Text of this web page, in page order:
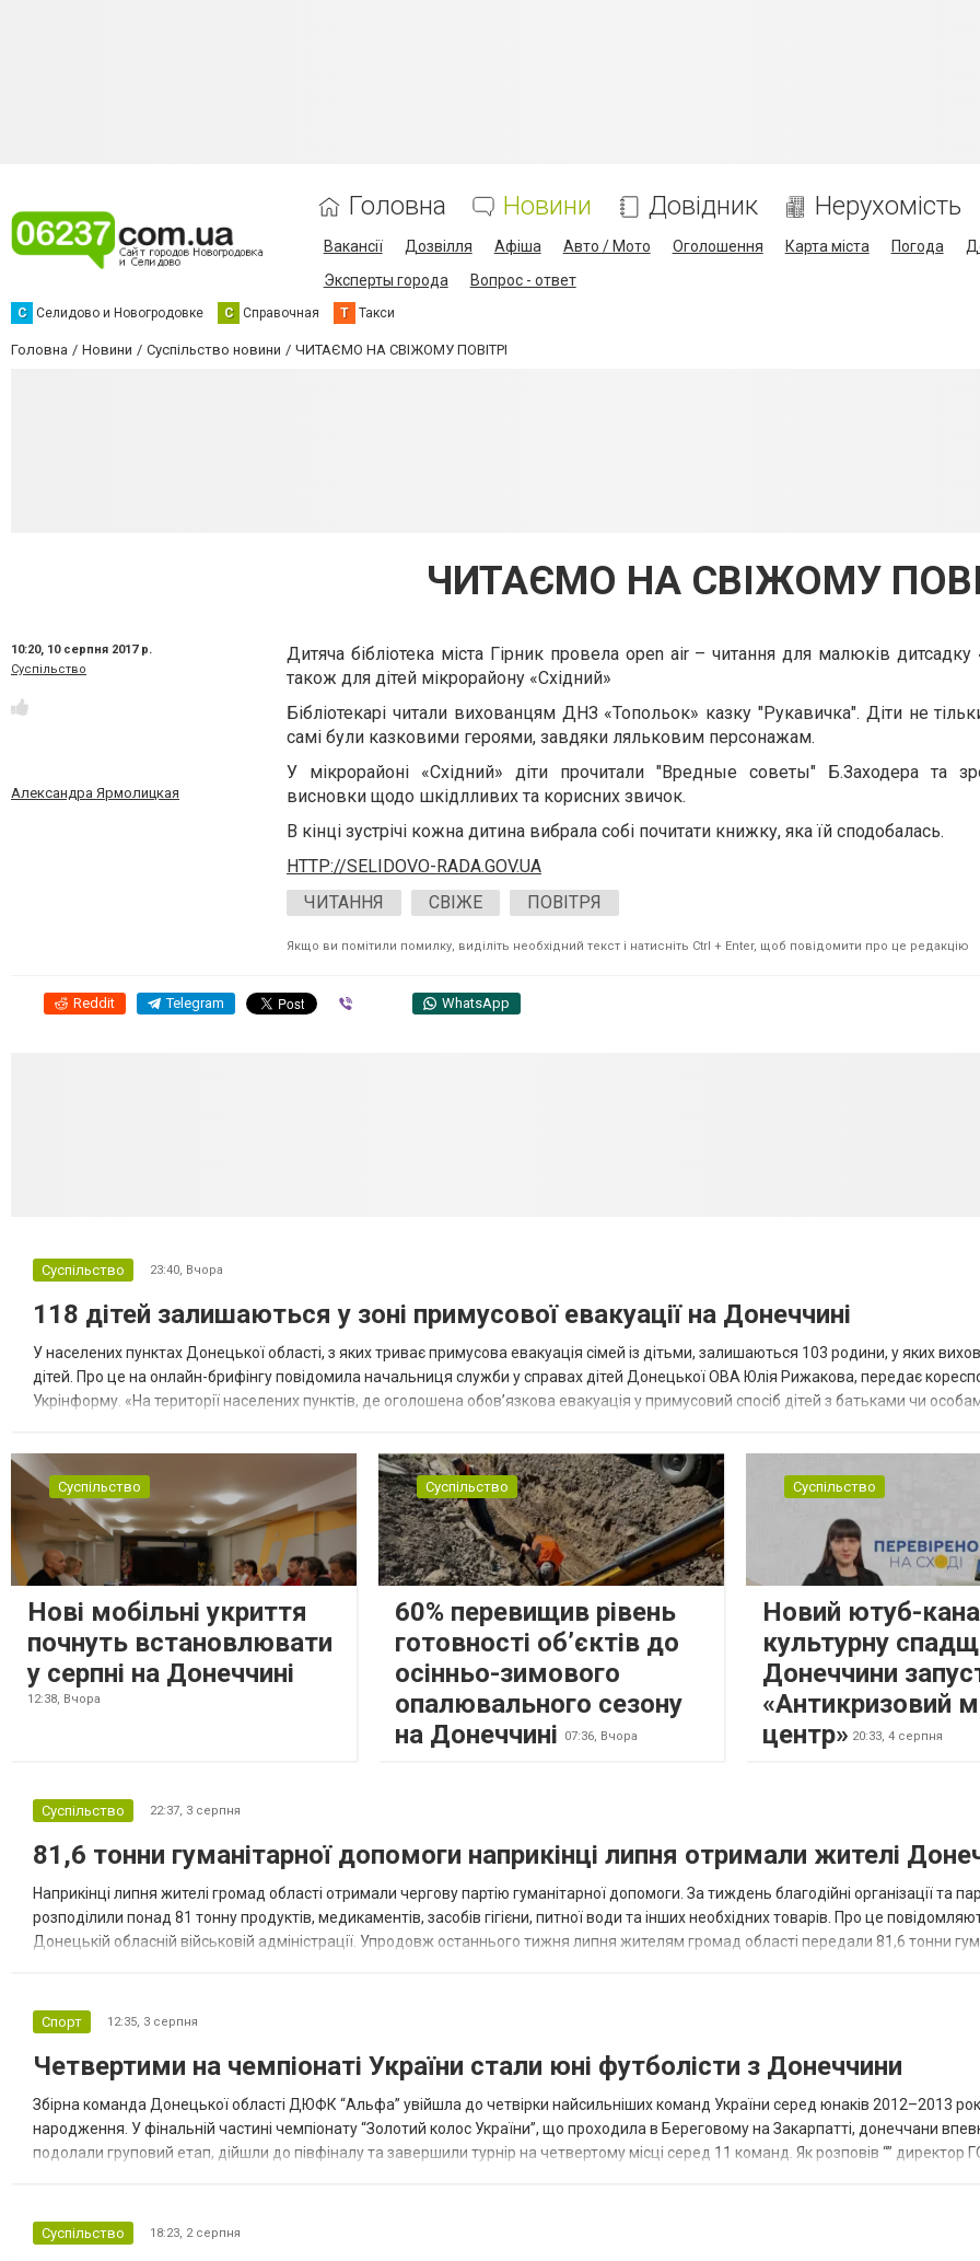
Головна Новини Довідник Нерухомість
Вакансії Дозвілля Афіша Авто / Мото Оголошення Карта міста Погода
Эксперты города
Вопрос - ответ
С Селидово и Новогродовке С Справочная Т Такси
Головна Новини Суспільство новини ЧИТАЄМО НА СВІЖОМУ ПОВІТРІ
ЧИТАЄМО НА СВІЖОМУ
10:20, 10 серпня 2017 р.
Суспільство
Александра Ярмолицкая
Дитяча бібліотека міста Гірник провела оpen air – читання для малюків дитсадку
також для дітей мікрорайону «Східний»
Бібліотекарі читали вихованцям ДНЗ «Топольок» казку "Рукавичка". Діти не
самі були казковими героями, завдяки ляльковим персонажам.
У мікрорайоні «Східний» діти прочитали "Вредные советы" Б.Заходера та
висновки щодо шкідлливих та корисних звичок.
В кінці зустрічі кожна дитина вибрала собі почитати книжку, яка їй сподобалась.
HTTP://SELIDOVO-RADA.GOV.UA
ЧИТАННЯ
СВІЖЕ ПОВІТРЯ
Якщо ви помітили помилку, виділіть необхідний текст і натисніть Ctrl + Enter, щоб повідомити про це редакцію
Reddit Telegram WhatsApp
Суспільство 23:40, Вчора
118 дітей залишаються у зоні примусової евакуації на Донеччині
У населених пунктах Донецької області, з яких триває примусова евакуація сімей із дітьми, залишаються 103 родини, у яких
дітей. Про це на онлайн-брифінгу повідомила начальниця служби у справах дітей Донецької ОВА Юлія Рижакова, передає
Укрінформу. «На території населених пунктів, де оголошена обов’язкова евакуація у примусовий спосіб дітей з батьками чи
Суспільство
Нові мобільні укриття
почнуть встановлювати
у серпні на Донеччині
12:38, Вчора
Суспільство
60% перевищив рівень
готовності об’єктів до
осінньо-зимового
опалювального сезону
на Донеччині
07:36, Вчора
Суспільство
Новий ютуб-
культурну
Донеччини
«Антикризовий
центр» 20:33, 4 серпня
Суспільство 22:37, 3 серпня
81,6 тонни гуманітарної допомоги наприкінці липня отримали жителі
Наприкінці липня жителі громад області отримали чергову партію гуманітарної допомоги. За тиждень благодійні організації та
розподілили понад 81 тонну продуктів, медикаментів, засобів гігієни, питної води та інших необхідних товарів. Про це
Донецькій обласній військовій адміністрації. Упродовж останнього тижня липня жителям громад області передали 81,6 тонни
Спорт 12:35, 3 серпня
Четвертими на чемпіонаті України стали юні футболісти з Донеччини
Збірна команда Донецької області ДЮФК “Альфа” увійшла до четвірки найсильніших команд України серед юнаків 2012–2013
народження. У фінальній частині чемпіонату “Золотий колос України”, що проходила в Береговому на Закарпатті, донеччани
подолали груповий етап, дійшли до півфіналу та завершили турнір на четвертому місці серед 11 команд. Як розповів “” директор
Суспільство 18:23, 2 серпня